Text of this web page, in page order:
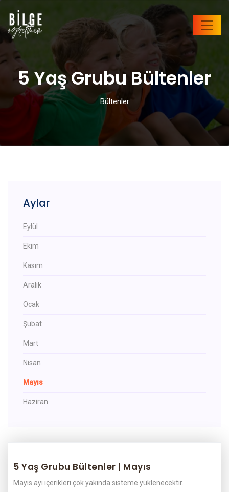
5 Yaş Grubu Bültenler
Bültenler
Aylar
Eylül
Ekim
Kasım
Aralık
Ocak
Şubat
Mart
Nisan
Mayıs
Haziran
5 Yaş Grubu Bültenler | Mayıs
Mayıs ayı içerikleri çok yakında sisteme yüklenecektir.